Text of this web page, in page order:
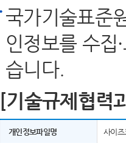
국가기술표준
인정보를 수집
습니다.
[기술규제협력
개인정보파일명 사이즈